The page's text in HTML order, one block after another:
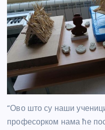
“Ово што су наши
професорком нама ће